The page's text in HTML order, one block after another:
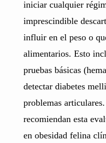
iniciar cualquier
imprescindible
influir en el peso o
alimentarios. Esto
pruebas básicas
detectar diabetes
problemas
recomiendan esta
en obesidad felina